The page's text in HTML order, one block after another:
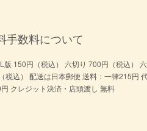
手数料について
150円（税込） 六切り 700円（税込） 六
税込） 配送は日本郵便 送料：一律215円
クレジット決済・店頭渡し 無料